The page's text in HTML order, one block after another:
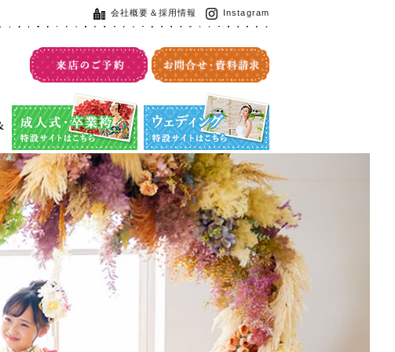
会社概要＆採用情報 Instagram
成人式・卒業袴特設サイト ウエディング特設サイト